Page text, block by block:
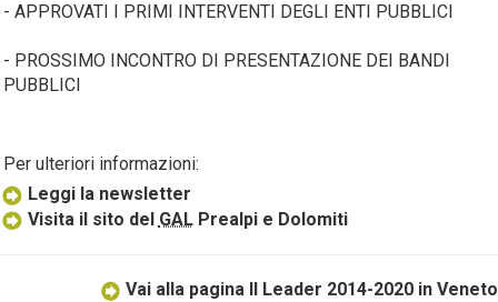
- APPROVATI I PRIMI INTERVENTI DEGLI ENTI PUBBLICI
- PROSSIMO INCONTRO DI PRESENTAZIONE DEI BANDI
PUBBLICI
Per ulteriori informazioni:
Leggi la newsletter
Visita il sito del GALPrealpi e Dolomiti
Vai alla pagina Il Leader 2014-2020 in Veneto